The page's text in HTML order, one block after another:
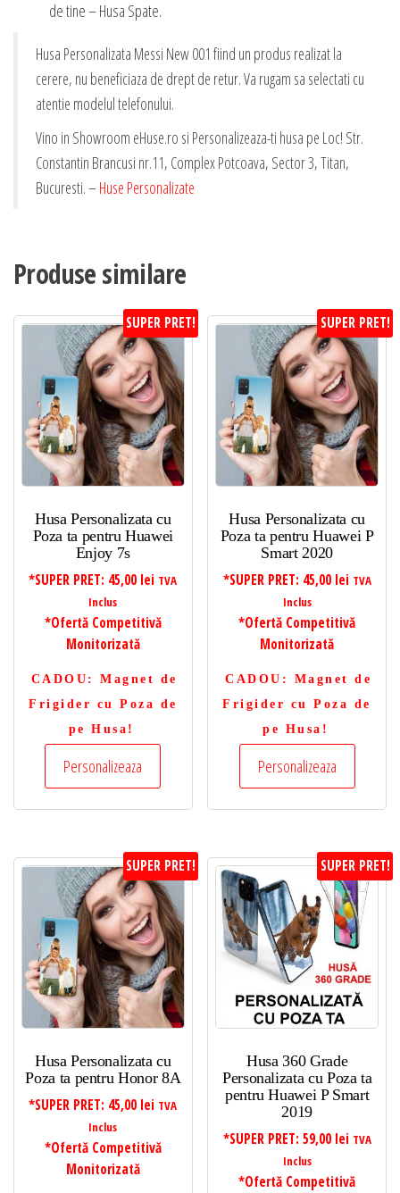
de tine – Husa Spate.
Husa Personalizata Messi New 001 fiind un produs realizat la
cerere, nu beneficiaza de drept de retur. Va rugam sa selectati cu
atentie modelul telefonului.
Vino in Showroom eHuse.ro si Personalizeaza-ti husa pe Loc! Str.
Constantin Brancusi nr.11, Complex Potcoava, Sector 3, Titan,
Bucuresti. – Huse Personalizate
Produse similare
SUPER PRET!
Husa Personalizata cu
Poza ta pentru Huawei
Enjoy 7s
*SUPER PRET: 45,00 lei TVA
Inclus
*Ofertă Competitivă
Monitorizată
CADOU : Magnet de
Frigider cu Poza de
pe Husa!
Personalizeaza
SUPER PRET!
Husa Personalizata cu
Poza ta pentru Huawei P
Smart 2020
*SUPER PRET: 45,00 lei TVA
Inclus
*Ofertă Competitivă
Monitorizată
CADOU : Magnet de
Frigider cu Poza de
pe Husa!
Personalizeaza
SUPER PRET!
Husa Personalizata cu
Poza ta pentru Honor 8A
*SUPER PRET: 45,00 lei TVA
Inclus
*Ofertă Competitivă
Monitorizată
SUPER PRET!
Husa 360 Grade
Personalizata cu Poza ta
pentru Huawei P Smart
2019
*SUPER PRET: 59,00 lei TVA
Inclus
*Ofertă Competitivă